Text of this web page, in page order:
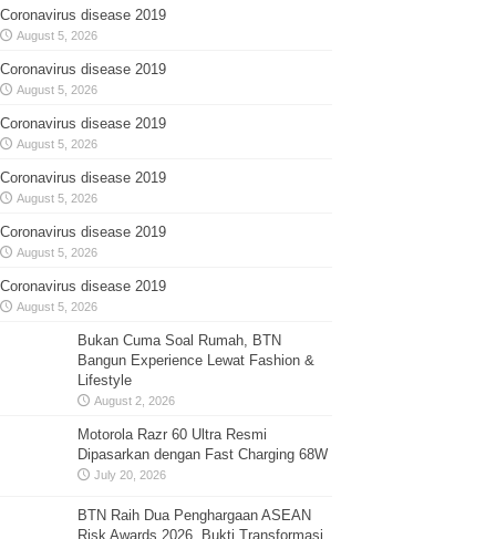
Coronavirus disease 2019
August 5, 2026
Coronavirus disease 2019
August 5, 2026
Coronavirus disease 2019
August 5, 2026
Coronavirus disease 2019
August 5, 2026
Coronavirus disease 2019
August 5, 2026
Coronavirus disease 2019
August 5, 2026
Bukan Cuma Soal Rumah, BTN
Bangun Experience Lewat Fashion &
Lifestyle
August 2, 2026
Motorola Razr 60 Ultra Resmi
Dipasarkan dengan Fast Charging 68W
July 20, 2026
BTN Raih Dua Penghargaan ASEAN
Risk Awards 2026, Bukti Transformasi